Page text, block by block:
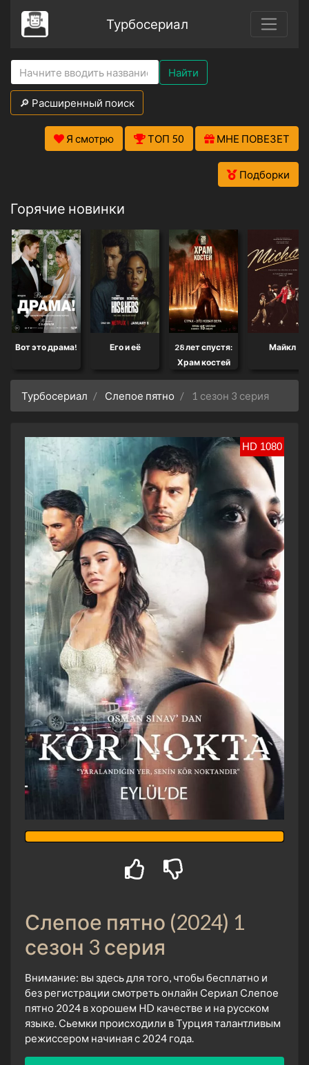
Турбосериал
Найти
🔎 Расширенный поиск
Я смотрю ТОП 50 МНЕ ПОВЕЗЕТ
Подборки
Горячие новинки
Вот это драма! Его и её
28 лет спустя:
Храм костей
Майкл
Турбосериал Слепое пятно 1 сезон 3 серия
HD 1080
Слепое пятно (2024) 1
сезон 3 серия
Внимание: вы здесь для того, чтобы бесплатно и
без регистрации смотреть онлайн Сериал Слепое
пятно 2024 в хорошем HD качестве и на русском
языке. Сьемки происходили в Турция талантливым
режиссером начиная с 2024 года.